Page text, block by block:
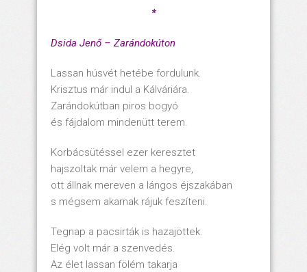
*
Dsida Jenő – Zarándokúton
Lassan húsvét hetébe fordulunk.
Krisztus már indul a Kálváriára.
Zarándokútban piros bogyó
és fájdalom mindenütt terem.
Korbácsütéssel ezer keresztet
hajszoltak már velem a hegyre,
ott állnak mereven a lángos éjszakában
s mégsem akarnak rájuk feszíteni.
Tegnap a pacsirták is hazajöttek.
Elég volt már a szenvedés.
Az élet lassan fölém takarja